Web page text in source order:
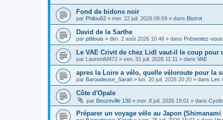
Fond de bidons noir
par Philou62 » mer. 22 juil. 2026 08:59 » dans Bistrot
David de la Sarthe
par ptitlouis » dim. 2 août 2026 10:46 » dans Présentez-vous
Le VAE Crivit de chez Lidl vaut-il le coup pour
par LaurentM472 » ven. 31 juil. 2026 11:11 » dans VAE
apres la Loire a vélo, quelle véloroute pour la
par Baroudeuse_Sarah » lun. 20 juil. 2026 20:20 » dans Les
Côte d'Opale
par Beuzeville 130 » mer. 8 juil. 2026 19:01 » dans
Préparer un voyage vélo au Japon